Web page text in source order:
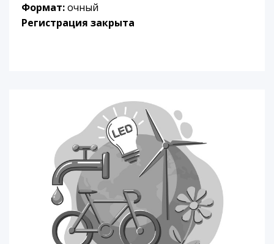
Формат:очный
Регистрация закрыта